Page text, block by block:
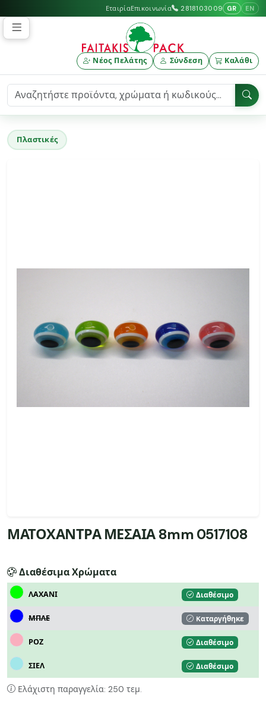
ΕταιρίαΕπικοινωνία 2818103009 GR EN
Νέος Πελάτης Σύνδεση Καλάθι
Πλαστικές
ΜΑΤΟΧΑΝΤΡΑ ΜΕΣΑΙΑ 8mm 0517108
Διαθέσιμα Χρώματα
ΛΑΧΑΝΙ Διαθέσιμο
ΜΠΛΕ Kαταργήθηκε
ΡΟΖ Διαθέσιμο
ΣΙΕΛ Διαθέσιμο
Ελάχιστη παραγγελία: 250 τεμ.